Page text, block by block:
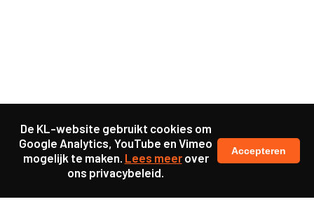
De KL-website gebruikt cookies om
Google Analytics, YouTube en Vimeo
mogelijk te maken. Lees meerover
ons privacybeleid.
Accepteren